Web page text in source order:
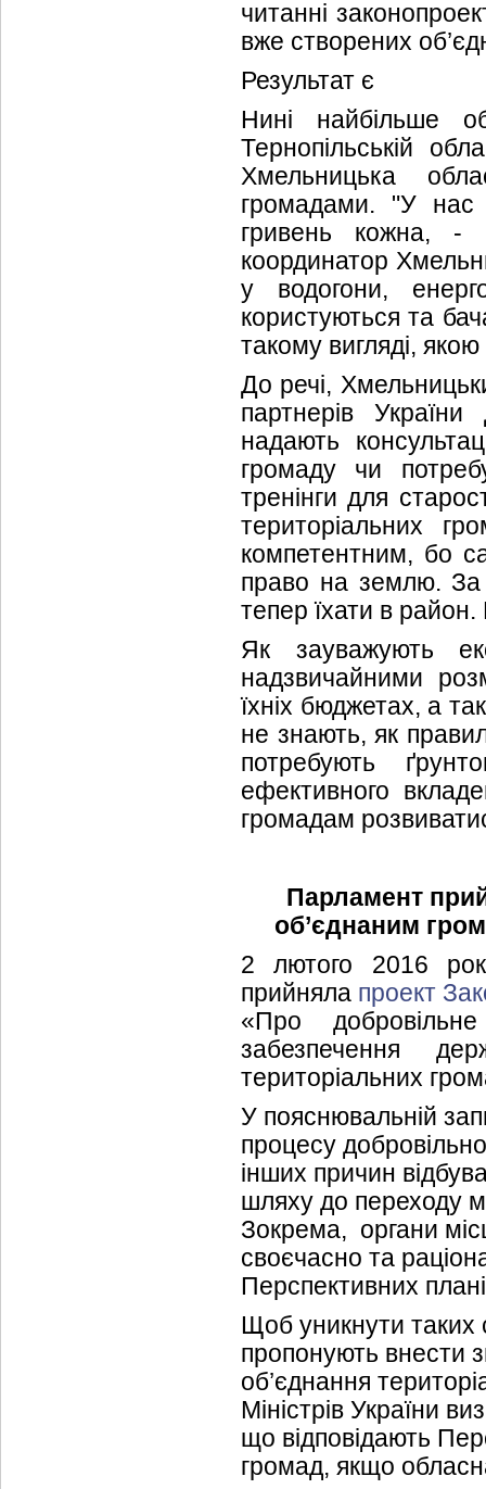
читанні
вже створених
Результат є
Нині найбільше
Тернопільській
Хмельницька
громадами. "У нас
гривень кожна, -
координатор
у водогони,
користуються та
такому вигляді,
До речі,
партнерів
надають
громаду чи
тренінги для
територіальних
компетентним, бо
право на землю. За
тепер їхати в район.
Як зауважують
надзвичайними
їхніх бюджетах, а
не знають, як
потребують
ефективного
громадам
Парламент
об’єднаним
2 лютого 2016
прийняла проект
«Про
забезпечення
територіальних
У пояснювальній
процесу
інших причин
шляху до переходу
Зокрема, органи
своєчасно та
Перспективних
Щоб уникнути таких
пропонують внести
об’єднання
Міністрів України
що відповідають
громад, якщо